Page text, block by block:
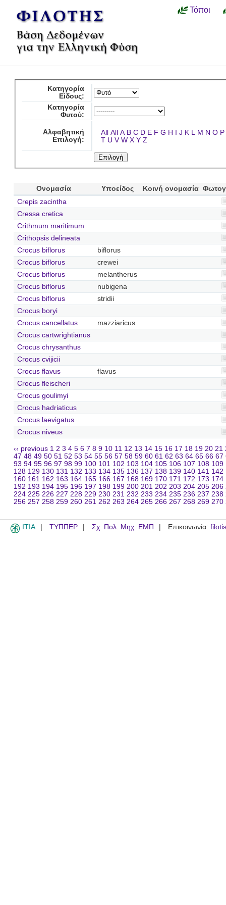
Τόποι
Κατηγορία
Είδους:
Κατηγορία
Φυτού:
Αλφαβητική
Επιλογή:
All All A B C D E F G H I J K L M N O P
T U V W X Y Z
Ονομασία Υποείδος Κοινή ονομασία
Crepis zacintha
Cressa cretica
Crithmum maritimum
Crithopsis delineata
Crocus biflorus
biflorus
Crocus biflorus
crewei
Crocus biflorus
melantherus
Crocus biflorus
nubigena
Crocus biflorus
stridii
Crocus boryi
Crocus cancellatus
mazziaricus
Crocus cartwrightianus
Crocus chrysanthus
Crocus cvijicii
Crocus flavus
flavus
Crocus fleischeri
Crocus goulimyi
Crocus hadriaticus
Crocus laevigatus
Crocus niveus
‹‹ previous 1 2 3 4 5 6 7 8 9 10 11 12 13 14 15 16 17 18 19 20 21
47 48 49 50 51 52 53 54 55 56 57 58 59 60 61 62 63 64 65 66 67
93 94 95 96 97 98 99 100 101 102 103 104 105 106 107 108 109
128 129 130 131 132 133 134 135 136 137 138 139 140 141 142
160 161 162 163 164 165 166 167 168 169 170 171 172 173 174
192 193 194 195 196 197 198 199 200 201 202 203 204 205 206
224 225 226 227 228 229 230 231 232 233 234 235 236 237 238
256 257 258 259 260 261 262 263 264 265 266 267 268 269 270
ITIA ΤΥΠΠΕΡ Σχ. Πολ. Μηχ. ΕΜΠ Επικοινωνία: